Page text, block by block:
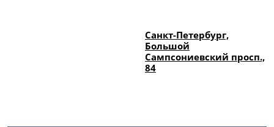
Санкт-Петербург,
Большой
Сампсониевский просп.,
84